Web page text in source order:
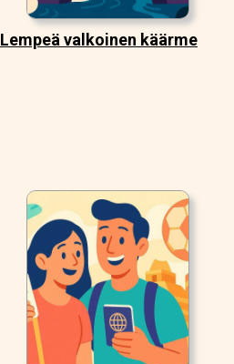
Lempeä valkoinen käärme